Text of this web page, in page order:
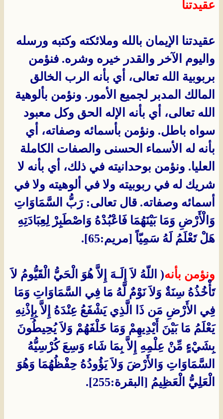
عقيدتنا
عقيدتنا الإيمان بالله وملائكته وكتبه ورسله
واليوم الآخر والقدر خيره وشره. فنؤمن
بربوبية الله تعالى، أي بأنه الرب الخالق
المالك المدبر لجميع الأمور. ونؤمن بألوهية
الله تعالى، أي بأنه الإله الحق وكل معبود
سواه باطل. ونؤمن بأسمائه وصفاته، أي
بأنه له الأسماء الحسنى والصفات الكاملة
العليا. ونؤمن بوحدانيته في ذلك، أي بأنه لا
شريك له في ربوبيته ولا في ألوهيته ولا في
أسمائه وصفاته. قال تعالى: رَبُّ السَّمَاوَاتِ
وَالْأَرْضِ وَمَا بَيْنَهُمَا فَاعْبُدْهُ وَاصْطَبِرْ لِعِبَادَتِهِ
هَلْ تَعْلَمُ لَهُ سَمِيّاً [مريم:65].
ونؤمن بأنه( اللّهُ لاَ إِلَـهَ إِلاَّ هُوَ الْحَيُّ الْقَيُّومُ لاَ
تَأْخُذُهُ سِنَةٌ وَلاَ نَوْمٌ لَّهُ مَا فِي السَّمَاوَاتِ وَمَا
فِي الأَرْضِ مَن ذَا الَّذِي يَشْفَعُ عِنْدَهُ إِلاَّ بِإِذْنِهِ
يَعْلَمُ مَا بَيْنَ أَيْدِيهِمْ وَمَا خَلْفَهُمْ وَلاَ يُحِيطُونَ
بِشَيْءٍ مِّنْ عِلْمِهِ إِلاَّ بِمَا شَاء وَسِعَ كُرْسِيُّهُ
السَّمَاوَاتِ وَالأَرْضَ وَلاَ يَؤُودُهُ حِفْظُهُمَا وَهُوَ
الْعَلِيُّ الْعَظِيمُ [البقرة:255].